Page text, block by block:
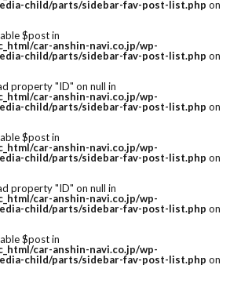
child/parts/sidebar-fav-post-list.php on
$post in
car-anshin-navi.co.jp/wp-
child/parts/sidebar-fav-post-list.php on
property "ID" on null in
car-anshin-navi.co.jp/wp-
child/parts/sidebar-fav-post-list.php on
$post in
car-anshin-navi.co.jp/wp-
child/parts/sidebar-fav-post-list.php on
property "ID" on null in
car-anshin-navi.co.jp/wp-
child/parts/sidebar-fav-post-list.php on
$post in
car-anshin-navi.co.jp/wp-
child/parts/sidebar-fav-post-list.php on